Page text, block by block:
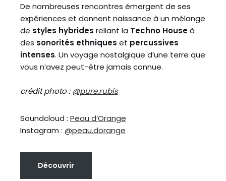
De nombreuses rencontres émergent de ses
expériences et donnent naissance à un mélange
de styles hybrides reliant la Techno Houseà
des sonorités ethniques et percussives
intenses. Un voyage nostalgique d’une terre que
vous n’avez peut-être jamais connue.
crédit photo :@pure.rubis
Soundcloud : Peau d’Orange
Instagram : @peau.dorange
Découvrir